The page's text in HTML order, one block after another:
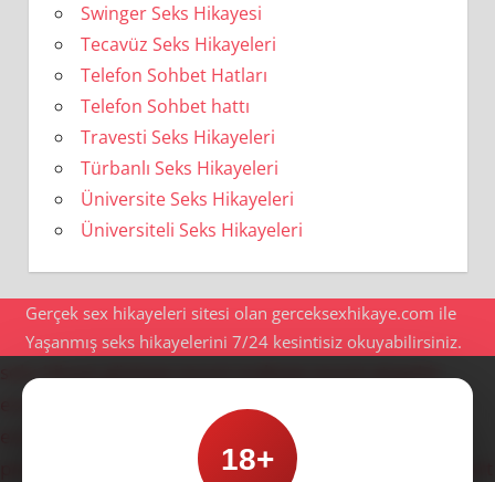
Swinger Seks Hikayesi
Tecavüz Seks Hikayeleri
Telefon Sohbet Hatları
Telefon Sohbet hattı
Travesti Seks Hikayeleri
Türbanlı Seks Hikayeleri
Üniversite Seks Hikayeleri
Üniversiteli Seks Hikayeleri
Gerçek sex hikayeleri sitesi olan gerceksexhikaye.com ile
Yaşanmış seks hikayelerini 7/24 kesintisiz okuyabilirsiniz.
18+
seks hikayegöztepe escortmaltepe escortataşehir
anadolu yakası escortümraniye escort
kadıköy escort
kartal escortbostancı escort